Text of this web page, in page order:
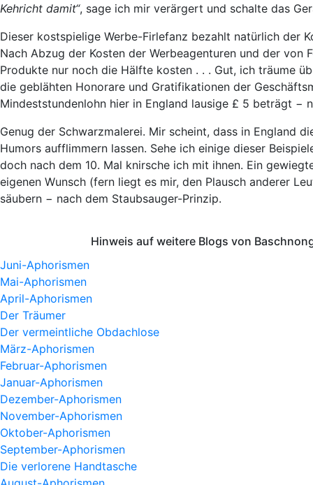
Kehricht damit“, sage ich mir verärgert und schalte das
Dieser kostspielige Werbe-Firlefanz bezahlt natürlich der
Nach Abzug der Kosten der Werbeagenturen und der
Produkte nur noch die Hälfte kosten . . . Gut, ich träume
die geblähten Honorare und Gratifikationen der
Mindeststundenlohn hier in England lausige £ 5 beträgt
Genug der Schwarzmalerei. Mir scheint, dass in England
Humors aufflimmern lassen. Sehe ich einige dieser
doch nach dem 10. Mal knirsche ich mit ihnen. Ein
eigenen Wunsch (fern liegt es mir, den Plausch anderer
säubern − nach dem Staubsauger-Prinzip.
Hinweis auf weitere Blogs von
Juni-Aphorismen
Mai-Aphorismen
April-Aphorismen
Der Träumer
Der vermeintliche Obdachlose
März-Aphorismen
Februar-Aphorismen
Januar-Aphorismen
Dezember-Aphorismen
November-Aphorismen
Oktober-Aphorismen
September-Aphorismen
Die verlorene Handtasche